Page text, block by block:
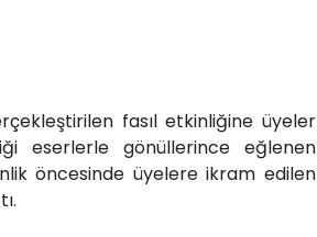
fasıl etkinliğine üyeler
eserlerle gönüllerince eğlenen
öncesinde üyelere ikram edilen